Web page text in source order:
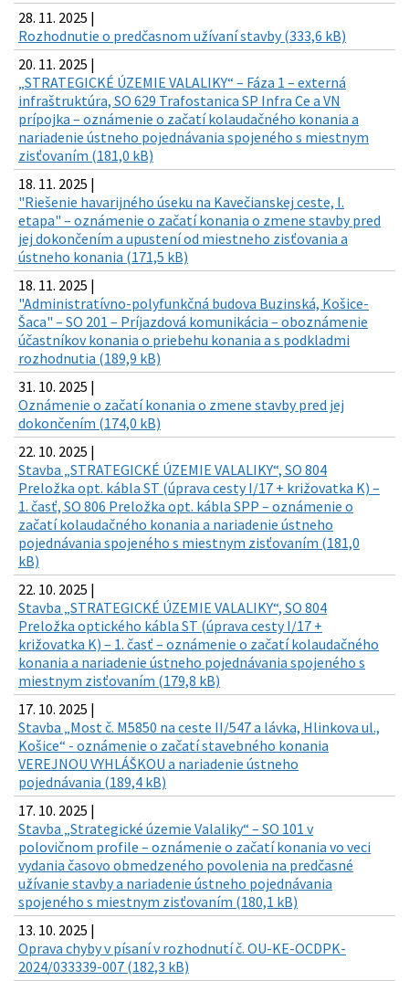
28. 11. 2025 |
Rozhodnutie o predčasnom užívaní stavby (333,6 kB)
20. 11. 2025 |
„STRATEGICKÉ ÚZEMIE VALALIKY“ – Fáza 1 – externá
infraštruktúra, SO 629 Trafostanica SP Infra Ce a VN
prípojka – oznámenie o začatí kolaudačného konania a
nariadenie ústneho pojednávania spojeného s miestnym
zisťovaním (181,0 kB)
18. 11. 2025 |
"Riešenie havarijného úseku na Kavečianskej ceste, I.
etapa" – oznámenie o začatí konania o zmene stavby pred
jej dokončením a upustení od miestneho zisťovania a
ústneho konania (171,5 kB)
18. 11. 2025 |
"Administratívno-polyfunkčná budova Buzinská, Košice-
Šaca" – SO 201 – Príjazdová komunikácia – oboznámenie
účastníkov konania o priebehu konania a s podkladmi
rozhodnutia (189,9 kB)
31. 10. 2025 |
Oznámenie o začatí konania o zmene stavby pred jej
dokončením (174,0 kB)
22. 10. 2025 |
Stavba „STRATEGICKÉ ÚZEMIE VALALIKY“, SO 804
Preložka opt. kábla ST (úprava cesty I/17 + križovatka K) –
1. časť, SO 806 Preložka opt. kábla SPP – oznámenie o
začatí kolaudačného konania a nariadenie ústneho
pojednávania spojeného s miestnym zisťovaním (181,0
kB)
22. 10. 2025 |
Stavba „STRATEGICKÉ ÚZEMIE VALALIKY“, SO 804
Preložka optického kábla ST (úprava cesty I/17 +
križovatka K) – 1. časť – oznámenie o začatí kolaudačného
konania a nariadenie ústneho pojednávania spojeného s
miestnym zisťovaním (179,8 kB)
17. 10. 2025 |
Stavba „Most č. M5850 na ceste II/547 a lávka, Hlinkova ul.,
Košice“ - oznámenie o začatí stavebného konania
VEREJNOU VYHLÁŠKOU a nariadenie ústneho
pojednávania (189,4 kB)
17. 10. 2025 |
Stavba „Strategické územie Valaliky“ – SO 101 v
polovičnom profile – oznámenie o začatí konania vo veci
vydania časovo obmedzeného povolenia na predčasné
užívanie stavby a nariadenie ústneho pojednávania
spojeného s miestnym zisťovaním (180,1 kB)
13. 10. 2025 |
Oprava chyby v písaní v rozhodnutí č. OU-KE-OCDPK-
2024/033339-007 (182,3 kB)